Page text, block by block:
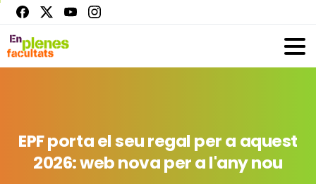
EPFportaelseuregal pera aquest
2026:webnovaperal'anynou